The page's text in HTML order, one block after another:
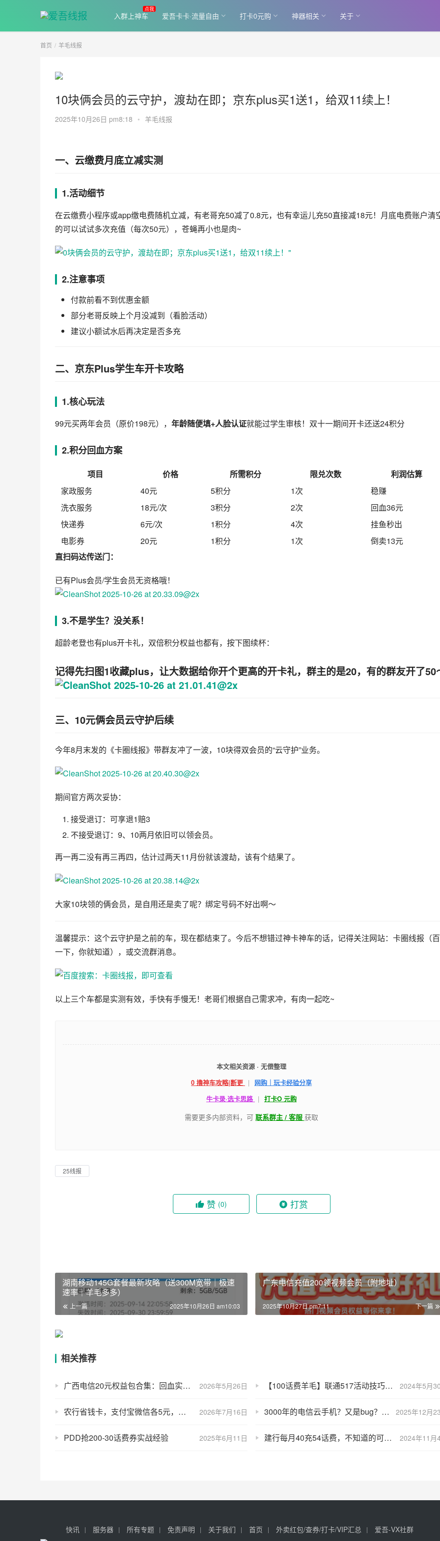
入群上神车 爱吾卡卡·流量自由 打卡0元购 神器相关 关于
首页 羊毛线报
10块俩会员的云守护，渡劫在即；京东plus买1送1，给双11续上！
2025年10月26日 pm8:18 • 羊毛线报
一、云缴费月底立减实测
1.活动细节
在云缴费小程序或app缴电费随机立减，有老哥充50减了0.8元，也有幸运儿充50直接减18元！月底电费账户清
的可以试试多次充值（每次50元），苍蝇再小也是肉~
2.注意事项
付款前看不到优惠金额
部分老哥反映上个月没减到（看脸活动）
建议小额试水后再决定是否多充
二、京东Plus学生车开卡攻略
1.核心玩法
99元买两年会员（原价198元）， 年龄随便填+人脸认证就能过学生审核！双十一期间开卡还送24积分
2.积分回血方案
项目 价格 所需积分 限兑次数
利润估算
家政服务
40元 5积分 1次
稳赚
洗衣服务
18元/次 3积分 2次
回血36元
快递券
6元/次 1积分 4次
挂鱼秒出
电影券
20元 1积分 1次
倒卖13元
直扫码达传送门：
已有Plus会员/学生会员无资格哦！
3.不是学生？没关系！
超龄老登也有plus开卡礼，双倍积分权益也都有，按下图续杯：
记得先扫图1收藏plus，让大数据给你开个更高的开卡礼，群主的是20，有的群友开了50
三、10元俩会员云守护后续
今年8月末发的《卡圈线报》带群友冲了一波，10块得双会员的“云守护”业务。
期间官方两次妥协：
接受退订：可享退1赔3
不接受退订：9、10两月依旧可以领会员。
再一再二没有再三再四，估计过两天11月份就该渡劫，该有个结果了。
大家10块领的俩会员，是自用还是卖了呢？绑定号码不好出啊～
温馨提示：这个云守护是之前的车，现在都结束了。今后不想错过神卡神车的话，记得关注网站：卡圈线报（
一下，你就知道），或交流群消息。
以上三个车都是实测有效，手快有手慢无！老哥们根据自己需求冲，有肉一起吃~
本文相关资源 · 无偿整理
0 撸神车攻略|断更 |
网购｜玩卡经验分享
牛卡录·选卡思路 | 打卡O 元购
需要更多内部资料，可 联系群主 / 客服 获取
25线报
赞 (0) 打赏
湖南移动145G套餐最新攻略（送300M宽带｜极速
速率｜羊毛多多）
上一篇 2025年10月26日 am10:03
广东电信充值200领视频会员（附地址）
下一篇
2025年10月27日 pm7:11
相关推荐
2026年5月26日
广西电信20元权益包合集：回血实操指南 2024年5月
【100话费羊毛】联通517活动技巧答疑总结
2026年7月16日
农行省钱卡，支付宝微信各5元，手慢无 2025年12月
3000年的电信云手机？又是bug？真相来了！附：O元云电脑、云手机
2025年6月11日
PDD抢200-30话费券实战经验 2024年11月
建行每月40充54话费，不知道的可以去参与
快讯 服务器 所有专题 免责声明 关于我们 首页 外卖红包/查券/打卡/VIP汇总
爱吾-VX社群